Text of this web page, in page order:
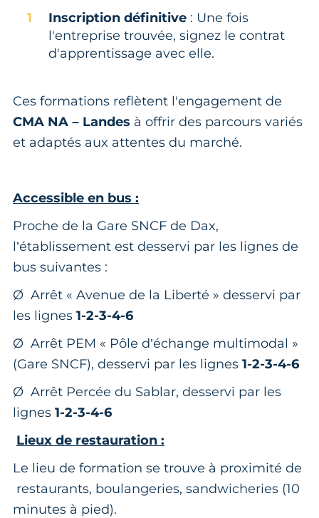
Inscription définitive : Une fois
l'entreprise trouvée, signez le contrat
d'apprentissage avec elle.
Ces formations reflètent l'engagement de
CMA NA – Landes à offrir des parcours variés
et adaptés aux attentes du marché.
Accessible en bus :
Proche de la Gare SNCF de Dax,
l’établissement est desservi par les lignes de
bus suivantes :
Ø Arrêt « Avenue de la Liberté » desservi par
les lignes 1-2-3-4-6
Ø Arrêt PEM « Pôle d’échange multimodal »
(Gare SNCF), desservi par les lignes 1-2-3-4-6
Ø Arrêt Percée du Sablar, desservi par les
lignes 1-2-3-4-6
Lieux de restauration :
Le lieu de formation se trouve à proximité de
restaurants, boulangeries, sandwicheries (10
minutes à pied).